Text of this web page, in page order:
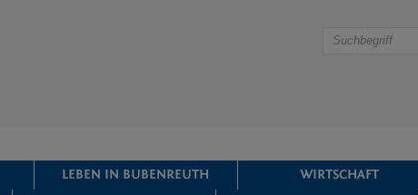
LEBEN IN BUBENREUTH WIRTSCHAFT